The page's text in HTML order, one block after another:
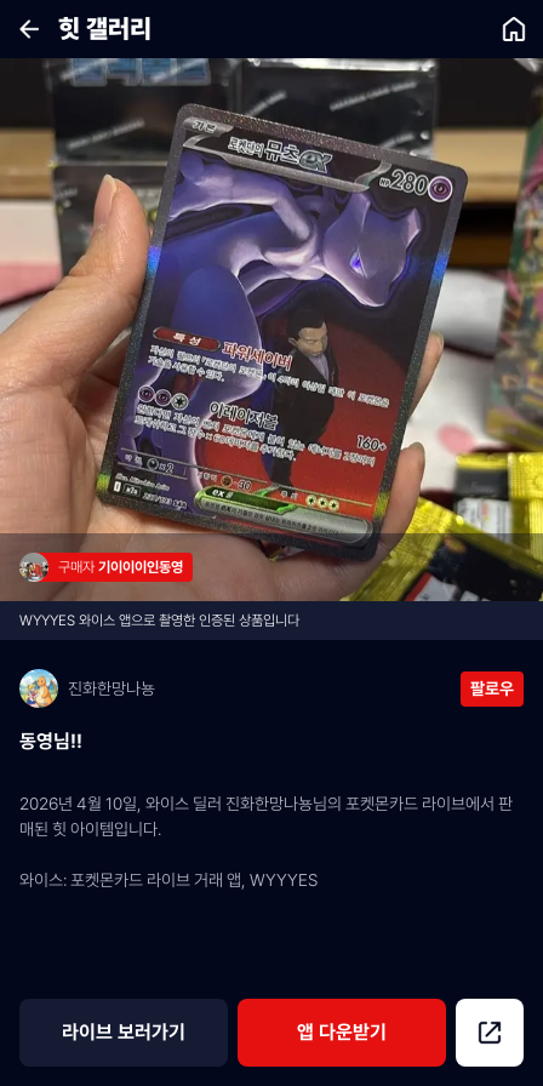
힛 갤러리
구매자 기이이이인동영
WYYYES 와이스 앱으로 촬영한 인증된 상품입니다
진화한망나뇽 팔로우
동영님!!
2026년 4월 10일, 와이스 딜러 진화한망나뇽님의 포켓몬카드 라이브에서 판
매된 힛 아이템입니다.
와이스: 포켓몬카드 라이브 거래 앱, WYYYES
라이브 보러가기 앱 다운받기